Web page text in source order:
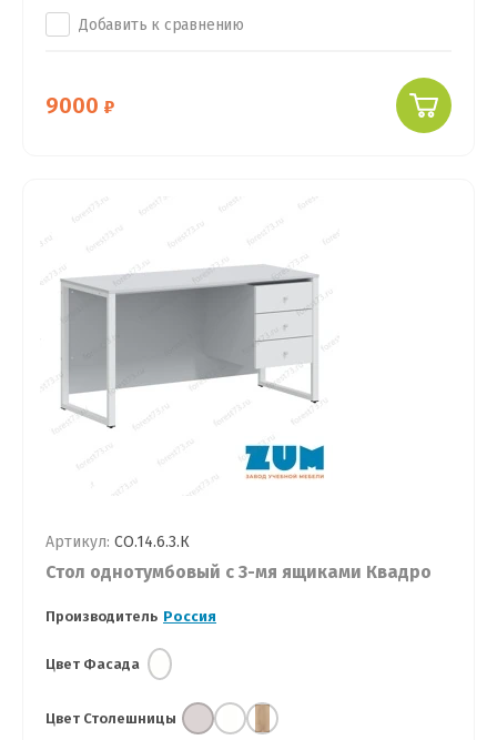
Добавить к сравнению
9000
Артикул: СО.14.6.3.К
Стол однотумбовый с 3-мя ящиками Квадро
Производитель Россия
Цвет Фасада
Цвет Столешницы